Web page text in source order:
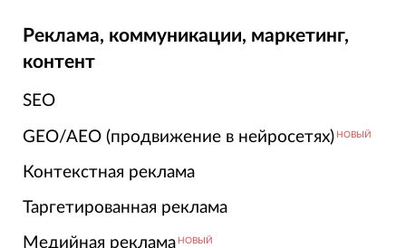
Реклама, коммуникации, маркетинг,
контент
SEO
GEO/AEO (продвижение в нейросетях) НОВЫЙ
Контекстная реклама
Таргетированная реклама
Медийная реклама НОВЫЙ